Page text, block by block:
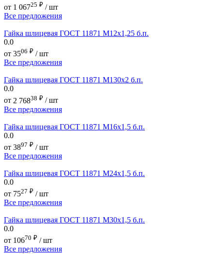
от 1 06725 ₽ / шт
Все предложения
Гайка шлицевая ГОСТ 11871 М12х1,25 б.п.
0.0
от 3506 ₽ / шт
Все предложения
Гайка шлицевая ГОСТ 11871 М130х2 б.п.
0.0
от 2 76838 ₽ / шт
Все предложения
Гайка шлицевая ГОСТ 11871 М16х1,5 б.п.
0.0
от 3897 ₽ / шт
Все предложения
Гайка шлицевая ГОСТ 11871 М24х1,5 б.п.
0.0
от 7527 ₽ / шт
Все предложения
Гайка шлицевая ГОСТ 11871 М30х1,5 б.п.
0.0
от 10670 ₽ / шт
Все предложения